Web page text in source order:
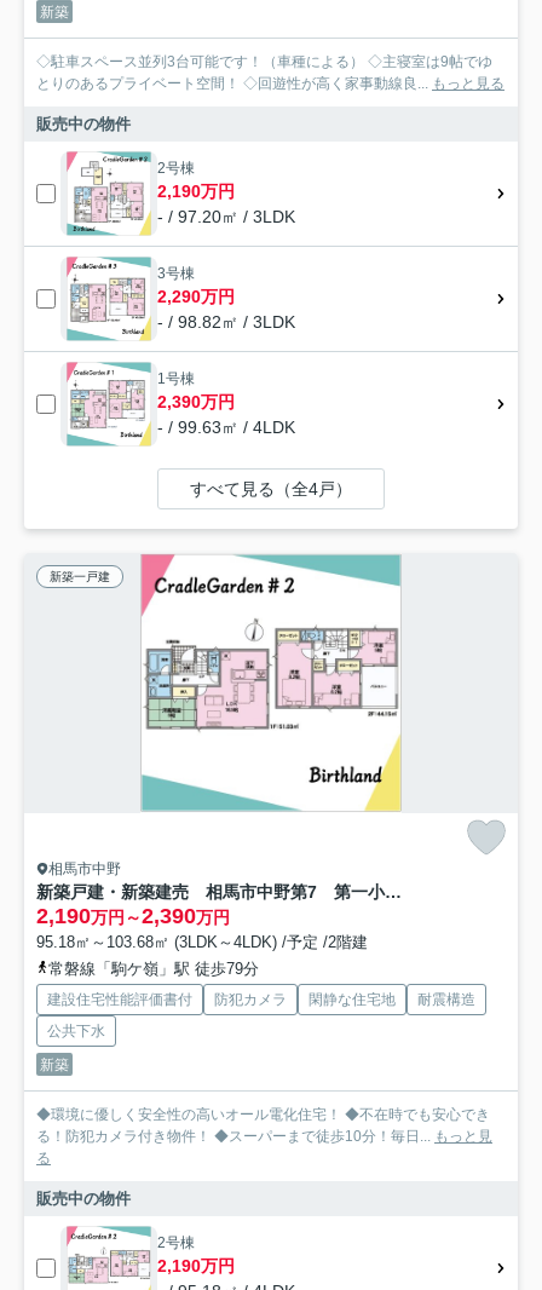
新築
◇駐車スペース並列3台可能です！（車種による） ◇主寝室は9帖でゆ
とりのあるプライベート空間！ ◇回遊性が高く家事動線良... もっと見る
販売中の物件
2号棟
2,190万円
- / 97.20㎡ / 3LDK
3号棟
2,290万円
- / 98.82㎡ / 3LDK
1号棟
2,390万円
- / 99.63㎡ / 4LDK
すべて見る（全4戸）
新築一戸建
相馬市中野
新築戸建・新築建売 相馬市中野第7 第一小・向陽中
2,190万円～2,390万円
95.18㎡～103.68㎡ (3LDK～4LDK) /予定 /2階建
常磐線「駒ケ嶺」駅 徒歩79分
建設住宅性能評価書付 防犯カメラ 閑静な住宅地
耐震構造
公共下水
新築
◆環境に優しく安全性の高いオール電化住宅！ ◆不在時でも安心でき
る！防犯カメラ付き物件！ ◆スーパーまで徒歩10分！毎日... もっと見
る
販売中の物件
2号棟
2,190万円